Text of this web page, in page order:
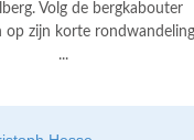
Volg de bergkabouter
op zijn korte rondwandeling
...